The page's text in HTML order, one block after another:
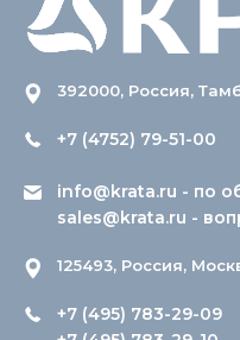
392000, Россия,
+7 (4752) 79-51-00
info@krata.ru - по
sales@krata.ru -
125493, Россия,
+7 (495) 783-29-09